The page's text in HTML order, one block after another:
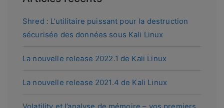
Shred : L’utilitaire puissant pour la destruction
sécurisée des données sous Kali Linux
La nouvelle release 2022.1 de Kali Linux
La nouvelle release 2021.4 de Kali Linux